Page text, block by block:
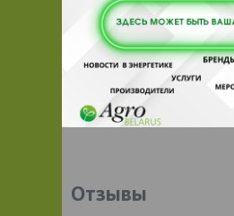
ООО "АБК Бел"за
ценообразование и
сотрудничество, поэтому
услуг вы можете найти
Отзывы